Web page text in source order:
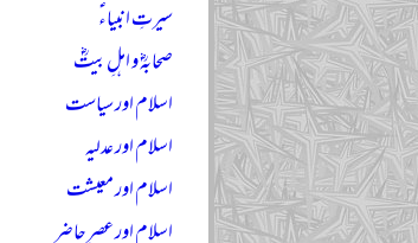
سیرتِ انبیاءؑ
صحابہؓ و اہلِ بیتؓ
اسلام اور سیاست
اسلام اور عدلیہ
اسلام اور معیشت
اسلام اور عصرِ حاضر